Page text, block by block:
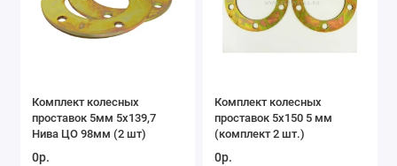
Комплект колесных
проставок 5мм 5x139,7
Нива ЦО 98мм (2 шт)
0р.
Комплект колесных
проставок 5х150 5 мм
(комплект 2 шт.)
0р.